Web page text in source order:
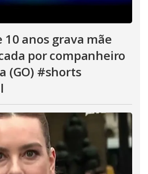
10 anos grava mãe
por companheiro
(GO) #shorts